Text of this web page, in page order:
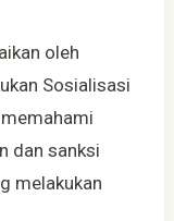
oleh
Sosialisasi
dan sanksi
melakukan